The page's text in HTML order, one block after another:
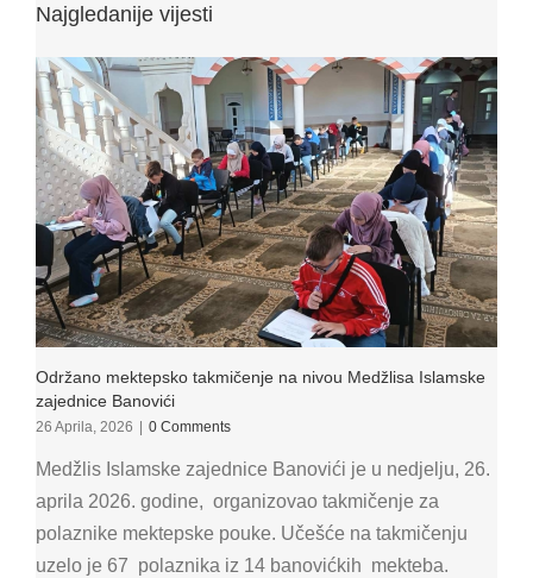
Najgledanije vijesti
Održano mektepsko takmičenje na nivou Medžlisa Islamske
zajednice Banovići
26 Aprila, 2026 0 Comments
Medžlis Islamske zajednice Banovići je u nedjelju, 26.
aprila 2026. godine, organizovao takmičenje za
polaznike mektepske pouke. Učešće na takmičenju
uzelo je 67 polaznika iz 14 banovićkih mekteba.